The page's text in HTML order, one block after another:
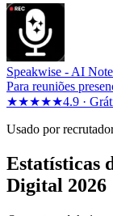
Speakwise - AI
Para reuniões
★★★★★4.9 ·
Usado por
Estatísticas
Digital 2026